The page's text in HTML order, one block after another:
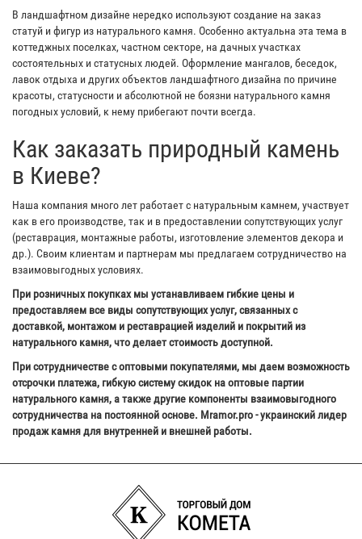
В ландшафтном дизайне нередко используют создание на заказ
статуй и фигур из натурального камня. Особенно актуальна эта тема в
коттеджных поселках, частном секторе, на дачных участках
состоятельных и статусных людей. Оформление мангалов, беседок,
лавок отдыха и других объектов ландшафтного дизайна по причине
красоты, статусности и абсолютной не боязни натурального камня
погодных условий, к нему прибегают почти всегда.
Как заказать природный камень
в Киеве?
Наша компания много лет работает с натуральным камнем, участвует
как в его производстве, так и в предоставлении сопутствующих услуг
(реставрация, монтажные работы, изготовление элементов декора и
др.). Своим клиентам и партнерам мы предлагаем сотрудничество на
взаимовыгодных условиях.
При розничных покупках мы устанавливаем гибкие цены и
предоставляем все виды сопутствующих услуг, связанных с
доставкой, монтажом и реставрацией изделий и покрытий из
натурального камня, что делает стоимость доступной.
При сотрудничестве с оптовыми покупателями, мы даем возможность
отсрочки платежа, гибкую систему скидок на оптовые партии
натурального камня, а также другие компоненты взаимовыгодного
сотрудничества на постоянной основе. Mramor.pro - украинский лидер
продаж камня для внутренней и внешней работы.